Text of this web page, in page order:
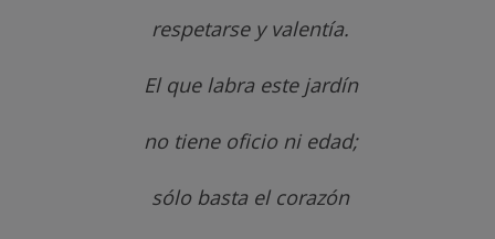
respetarse y valentía.
El que labra este jardín
no tiene oficio ni edad;
sólo basta el corazón